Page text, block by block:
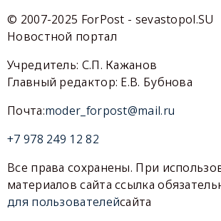
© 2007-2025 ForPost - sevastopol.SU
Новостной портал
Учредитель: С.П. Кажанов
Главный редактор: Е.В. Бубнова
Почта:moder_forpost@mail.ru
+7 978 249 12 82
Все права сохранены. При
материалов сайта ссылка
для пользователейсайта